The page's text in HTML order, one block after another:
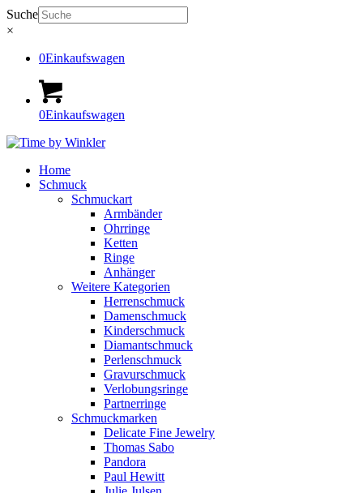
Suche
×
0Einkaufswagen
0Einkaufswagen
Home
Schmuck
Schmuckart
Armbänder
Ohrringe
Ketten
Ringe
Anhänger
Weitere Kategorien
Herrenschmuck
Damenschmuck
Kinderschmuck
Diamantschmuck
Perlenschmuck
Gravurschmuck
Verlobungsringe
Partnerringe
Schmuckmarken
Delicate Fine Jewelry
Thomas Sabo
Pandora
Paul Hewitt